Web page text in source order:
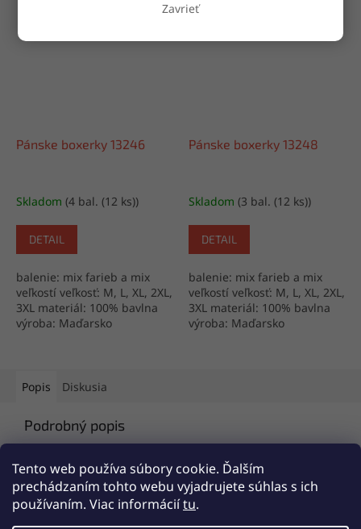
Zavrieť
Tento web používa súbory cookie. Ďalším
prechádzaním tohto webu vyjadrujete súhlas s ich
používaním. Viac informáciítu.
Pánske boxerky 13246
Skladom (4 bal. (12 ks))
DETAIL
balenie: mix farieb a mix
veľkostí veľkosť: M, L, XL, 2XL,
3XL materiál: 100% bavlna
výroba: Maďarsko
Pánske boxerky 13248
Skladom (3 bal. (12 ks))
DETAIL
balenie: mix farieb a mix
veľkostí veľkosť: M, L, XL, 2XL,
3XL materiál: 100% bavlna
výroba: Maďarsko
Popis Diskusia
Podrobný popis